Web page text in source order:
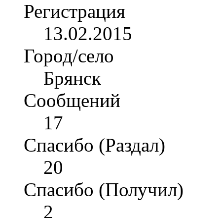
Регистрация
13.02.2015
Город/село
Брянск
Сообщений
17
Спасибо (Раздал)
20
Спасибо (Получил)
2